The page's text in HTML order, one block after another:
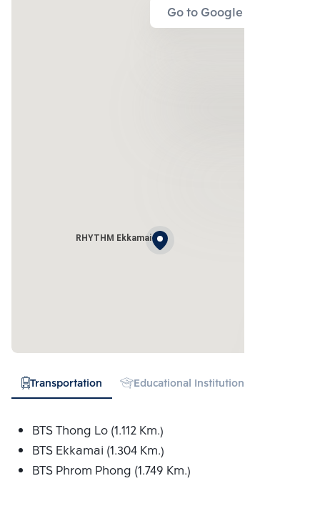
Go to Google Map
RHYTHM Ekkamai
Transportation Educational Institution
BTS Thong Lo (1.112 Km.)
BTS Ekkamai (1.304 Km.)
BTS Phrom Phong (1.749 Km.)